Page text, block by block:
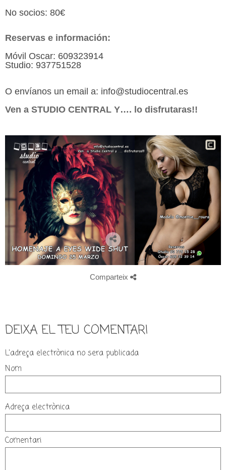
No socios: 80€
Reservas e información:
Móvil Oscar: 609323914
Studio: 937751528
O envíanos un email a: info@studiocentral.es
Ven a STUDIO CENTRAL Y…. lo disfrutaras!!
Comparteix
DEIXA EL TEU COMENTARI
L'adreça electrònica no sera publicada
Nom
Adreça electrònica
Comentari